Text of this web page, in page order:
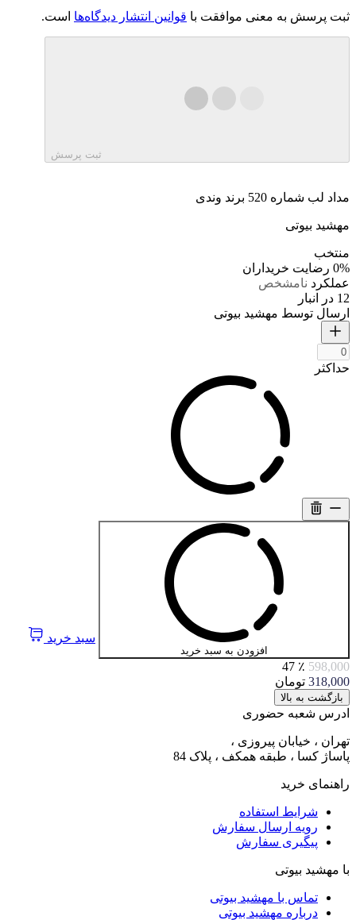
ثبت پرسش به معنی موافقت با قوانین انتشار دیدگاه‌ها است.
ثبت پرسش
مداد لب شماره 520 برند وندی
مهشید بیوتی
منتخب
0% رضایت خریداران
عملکرد نامشخص
12 در انبار
ارسال توسط مهشید بیوتی
حداکثر
افزودن به سبد خرید
سبد خرید
598,000 ٪ 47
318,000 تومان
بازگشت به بالا
ادرس شعبه حضوری
تهران ، خیابان پیروزی ،
پاساژ کسا ، طبقه همکف ، پلاک 84
راهنمای خرید
شرایط استفاده
رویه ارسال سفارش
پیگیری سفارش
با مهشید بیوتی
تماس با مهشید بیوتی
درباره مهشید بیوتی